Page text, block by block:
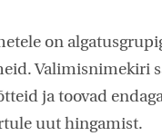
on
Valimisnimekiri
ja toovad
uut hingamist.